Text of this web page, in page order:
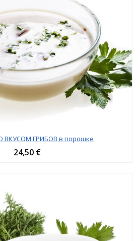
ВКУСОМ ГРИБОВ в порошке
24,50 €